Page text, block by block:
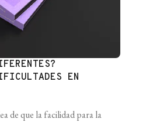
EN
de que la facilidad para la